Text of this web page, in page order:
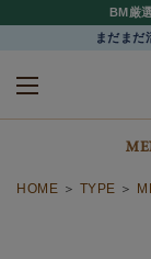
BM厳
まだまだ
HOME TYPE